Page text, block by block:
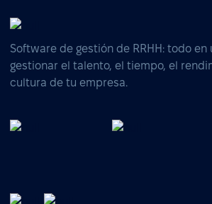
Software de gestión de RRHH: todo en
gestionar el talento, el tiempo, el
cultura de tu empresa.